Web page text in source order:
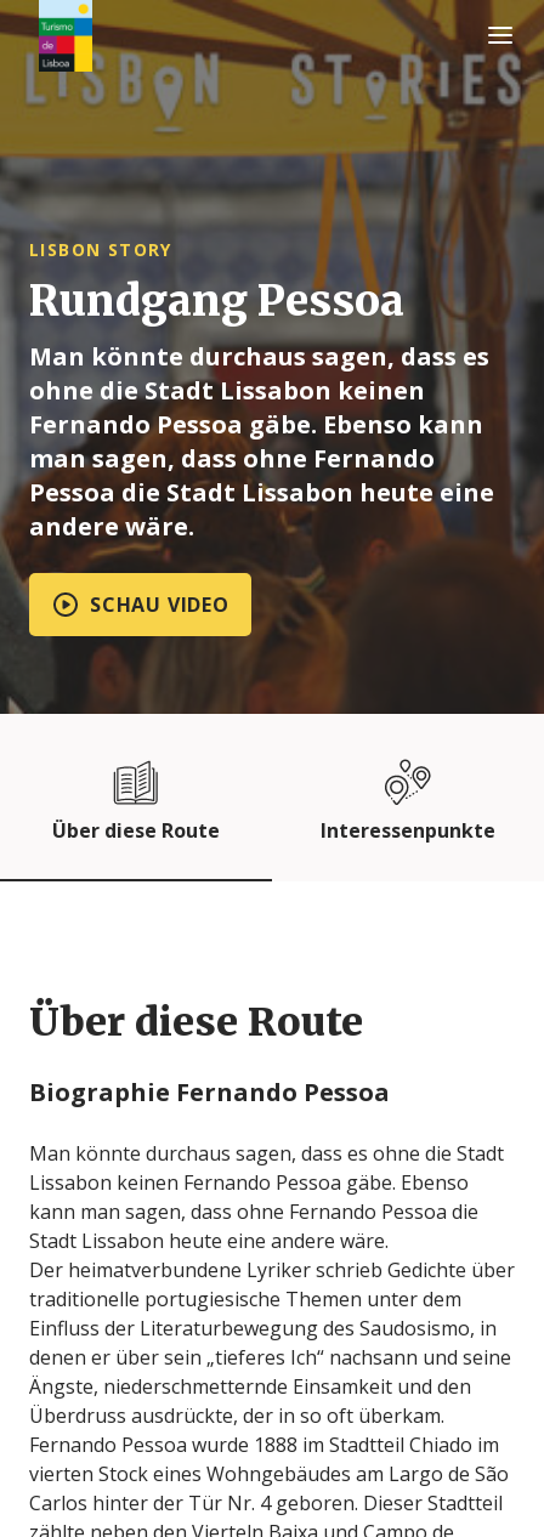
Turismo de Lisboa Logo
LISBON STORY
Rundgang Pessoa
Man könnte durchaus sagen, dass es
ohne die Stadt Lissabon keinen
Fernando Pessoa gäbe. Ebenso kann
man sagen, dass ohne Fernando
Pessoa die Stadt Lissabon heute eine
andere wäre.
SCHAU VIDEO
Über diese Route Interessenpunkte
Über diese Route
Biographie Fernando Pessoa
Man könnte durchaus sagen, dass es ohne die Stadt
Lissabon keinen Fernando Pessoa gäbe. Ebenso
kann man sagen, dass ohne Fernando Pessoa die
Stadt Lissabon heute eine andere wäre.
Der heimatverbundene Lyriker schrieb Gedichte über
traditionelle portugiesische Themen unter dem
Einfluss der Literaturbewegung des Saudosismo, in
denen er über sein „tieferes Ich“ nachsann und seine
Ängste, niederschmetternde Einsamkeit und den
Überdruss ausdrückte, der in so oft überkam.
Fernando Pessoa wurde 1888 im Stadtteil Chiado im
vierten Stock eines Wohngebäudes am Largo de São
Carlos hinter der Tür Nr. 4 geboren. Dieser Stadtteil